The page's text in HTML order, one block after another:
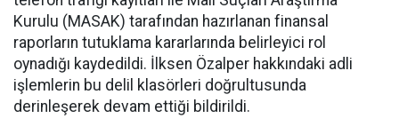
Kurulu (MASAK) tarafından hazırlanan finansal
raporların tutuklama kararlarında belirleyici rol
oynadığı kaydedildi. İlksen Özalper hakkındaki adli
işlemlerin bu delil klasörleri doğrultusunda
derinleşerek devam ettiği bildirildi.